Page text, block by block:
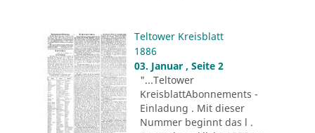
Teltower Kreisblatt
1886
03. Januar , Seite 2
"...Teltower
KreisblattAbonnements -
Einladung . Mit dieser
Nummer beginnt das l .